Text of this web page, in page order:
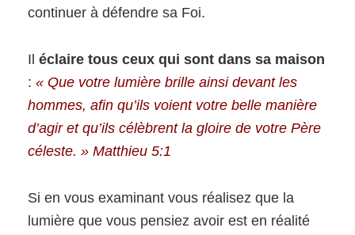
continuer à défendre sa Foi.
Il éclaire tous ceux qui sont dans sa maison
: « Que votre lumière brille ainsi devant les
hommes, afin qu’ils voient votre belle manière
d’agir et qu’ils célèbrent la gloire de votre Père
céleste. » Matthieu 5:1
Si en vous examinant vous réalisez que la
lumière que vous pensiez avoir est en réalité